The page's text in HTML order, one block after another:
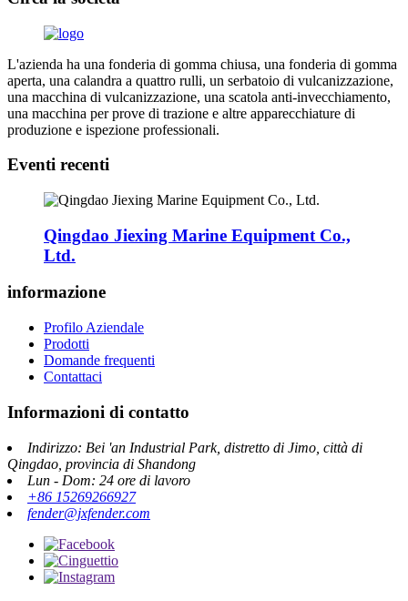
L'azienda ha una fonderia di gomma chiusa, una fonderia di gomma
aperta, una calandra a quattro rulli, un serbatoio di vulcanizzazione,
una macchina di vulcanizzazione, una scatola anti-invecchiamento,
una macchina per prove di trazione e altre apparecchiature di
produzione e ispezione professionali.
Eventi recenti
Qingdao Jiexing Marine Equipment Co.,
Ltd.
informazione
Profilo Aziendale
Prodotti
Domande frequenti
Contattaci
Informazioni di contatto
Indirizzo: Bei 'an Industrial Park, distretto di Jimo, città di
Qingdao, provincia di Shandong
Lun - Dom: 24 ore di lavoro
+86 15269266927
fender@jxfender.com